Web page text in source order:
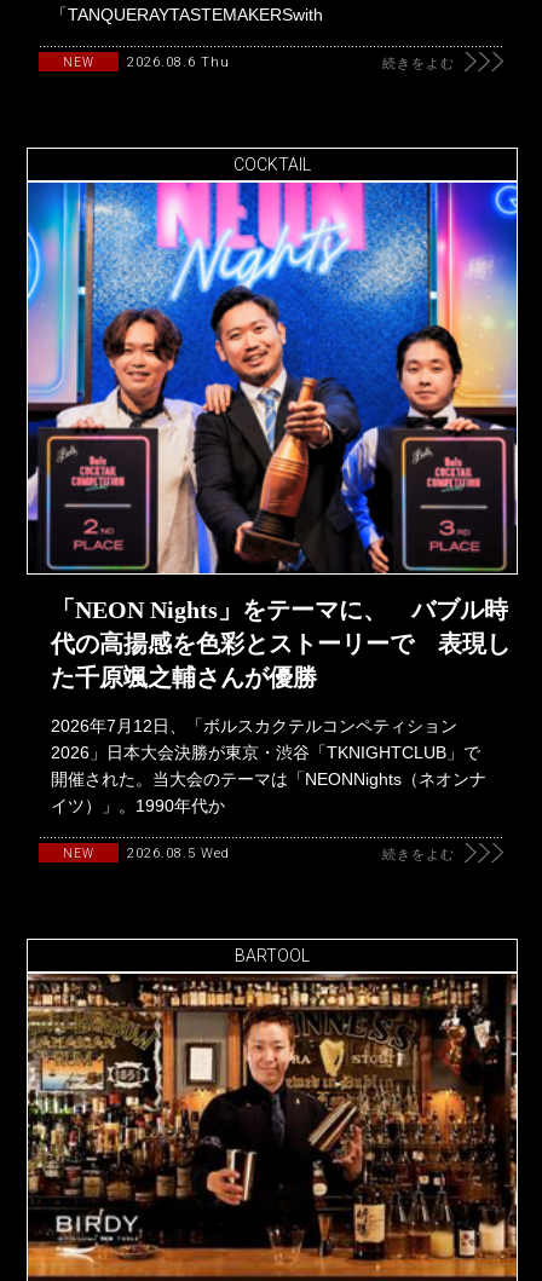
「TANQUERAYTASTEMAKERSwith
NEW 2026.08.6 Thu 続きをよむ
COCKTAIL
「NEON Nights」をテーマに、 バブル時
代の高揚感を色彩とストーリーで 表現し
た千原颯之輔さんが優勝
2026年7月12日、「ボルスカクテルコンペティション
2026」日本大会決勝が東京・渋谷「TKNIGHTCLUB」で
開催された。当大会のテーマは「NEONNights（ネオンナ
イツ）」。1990年代か
NEW 2026.08.5 Wed 続きをよむ
BARTOOL